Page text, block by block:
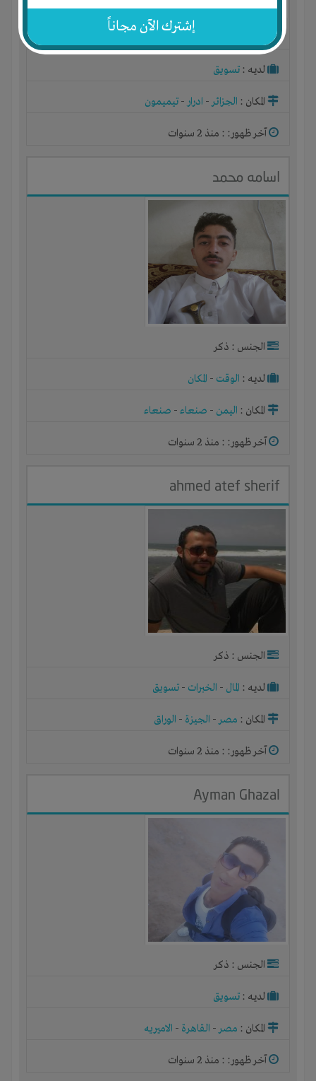
إشترك الآن مجاناً
لديـه : تسويق
المكان : الجزائر- ادرار- تيميمون
آخر ظهور: : منذ 2 سنوات
اسامه محمد
الجنس : ذكر
لديـه : الوقت - المكان
المكان : اليمن - صنعاء- صنعاء
آخر ظهور: : منذ 2 سنوات
ahmed atef sherif
الجنس : ذكر
لديـه : المال - الخبرات - تسويق
المكان : مصر- الجيزة - الوراق
آخر ظهور: : منذ 2 سنوات
Ayman Ghazal
الجنس : ذكر
لديـه : تسويق
المكان : مصر- القاهرة - الاميريه
آخر ظهور: : منذ 2 سنوات